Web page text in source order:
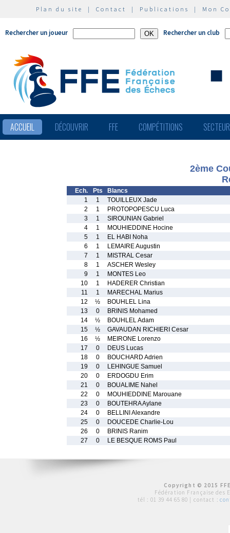
Plan du site | Contact | Publications | Mon
Rechercher un joueur Rechercher un club
ACCUEIL DÉCOUVRIR FFE COMPÉTITIONS
2ème
Ech. Pts
Blancs
1
1
TOUILLEUX Jade
2
1
PROTOPOPESCU Luca
3
1
SIROUNIAN Gabriel
4
1
MOUHIEDDINE Hocine
5
1
EL HABI Noha
6
1
LEMAIRE Augustin
7
1
MISTRAL Cesar
8
1
ASCHER Wesley
9
1
MONTES Leo
10
1
HADERER Christian
11
1
MARECHAL Marius
12
½
BOUHLEL Lina
13
0
BRINIS Mohamed
14
½
BOUHLEL Adam
15
½
GAVAUDAN RICHIERI Cesar
16
½
MEIRONE Lorenzo
17
0
DEUS Lucas
18
0
BOUCHARD Adrien
19
0
LEHINGUE Samuel
20
0
ERDOGDU Erim
21
0
BOUALIME Nahel
22
0
MOUHIEDDINE Marouane
23
0
BOUTEHRA Aylane
24
0
BELLINI Alexandre
25
0
DOUCEDE Charlie-Lou
26
0
BRINIS Ranim
27
0 LE BESQUE ROMS Paul
Copyright © 2015
Fédération Française des
tél : 01 39 44 65 80 | contact :